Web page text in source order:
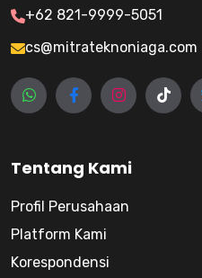
+62 821-9999-5051
cs@mitrateknoniaga.com
Tentang Kami
Profil Perusahaan
Platform Kami
Korespondensi